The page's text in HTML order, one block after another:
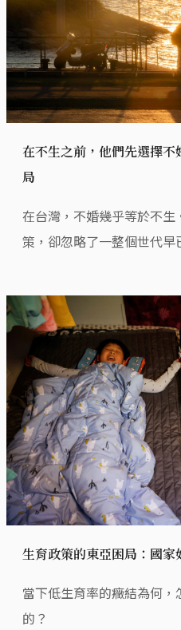
在不生之前，他們先選擇
局
在台灣，不婚幾乎等於不
策，卻忽略了一整個世代早
生育政策的東亞困局：國家
當下低生育率的癥結為何
的？